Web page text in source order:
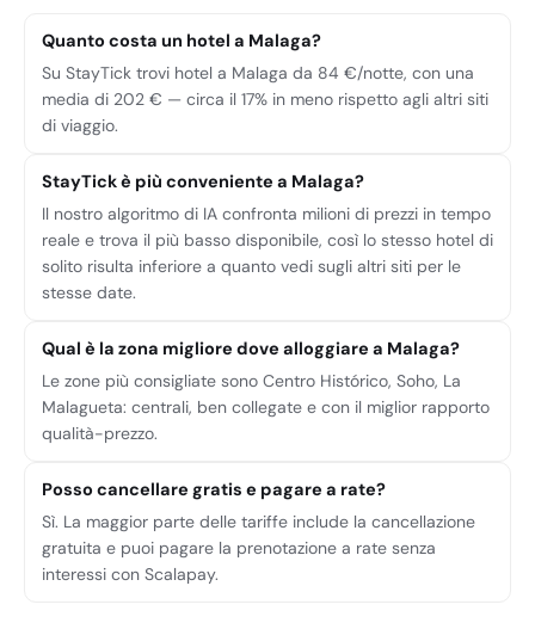
Quanto costa un hotel a Malaga?
Su StayTick trovi hotel a Malaga da 84 €/notte, con una
media di 202 € — circa il 17% in meno rispetto agli altri siti
di viaggio.
StayTick è più conveniente a Malaga?
Il nostro algoritmo di IA confronta milioni di prezzi in tempo
reale e trova il più basso disponibile, così lo stesso hotel di
solito risulta inferiore a quanto vedi sugli altri siti per le
stesse date.
Qual è la zona migliore dove alloggiare a Malaga?
Le zone più consigliate sono Centro Histórico, Soho, La
Malagueta: centrali, ben collegate e con il miglior rapporto
qualità-prezzo.
Posso cancellare gratis e pagare a rate?
Sì. La maggior parte delle tariffe include la cancellazione
gratuita e puoi pagare la prenotazione a rate senza
interessi con Scalapay.